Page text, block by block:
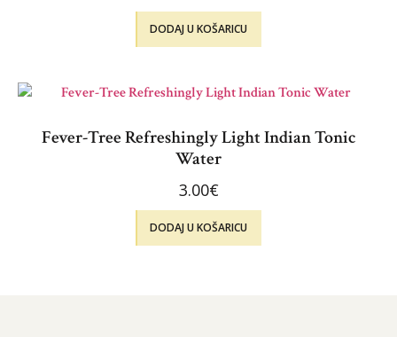
DODAJ U KOŠARICU
Fever-Tree Refreshingly Light Indian Tonic
Water
3.00€
DODAJ U KOŠARICU